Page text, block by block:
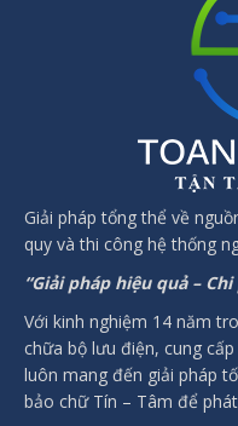
Giải pháp tổng thể về
quy và thi công hệ thống
“Giải pháp hiệu quả –
Với kinh nghiệm 14 năm
chữa bộ lưu điện, cung
luôn mang đến giải pháp
bảo chữ Tín – Tâm để